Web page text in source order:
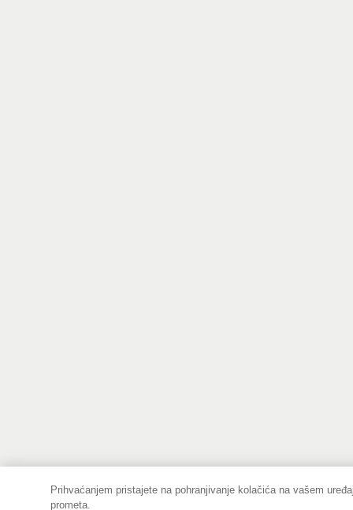
Prihvaćanjem pristajete na pohranjivanje kolačića na vašem
prometa.